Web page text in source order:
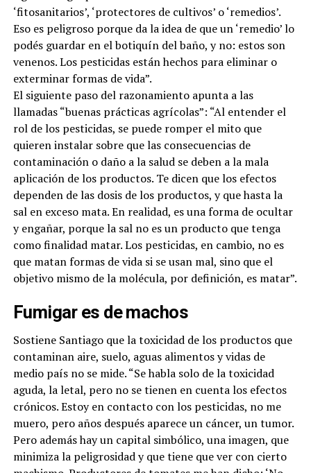
‘fitosanitarios’, ‘protectores de cultivos’ o ‘remedios’.
Eso es peligroso porque da la idea de que un ‘remedio’ lo
podés guardar en el botiquín del baño, y no: estos son
venenos. Los pesticidas están hechos para eliminar o
exterminar formas de vida”.
El siguiente paso del razonamiento apunta a las
llamadas “buenas prácticas agrícolas”: “Al entender el
rol de los pesticidas, se puede romper el mito que
quieren instalar sobre que las consecuencias de
contaminación o daño a la salud se deben a la mala
aplicación de los productos. Te dicen que los efectos
dependen de las dosis de los productos, y que hasta la
sal en exceso mata. En realidad, es una forma de ocultar
y engañar, porque la sal no es un producto que tenga
como finalidad matar. Los pesticidas, en cambio, no es
que matan formas de vida si se usan mal, sino que el
objetivo mismo de la molécula, por definición, es matar”.
Fumigar es de machos
Sostiene Santiago que la toxicidad de los productos que
contaminan aire, suelo, aguas alimentos y vidas de
medio país no se mide. “Se habla solo de la toxicidad
aguda, la letal, pero no se tienen en cuenta los efectos
crónicos. Estoy en contacto con los pesticidas, no me
muero, pero años después aparece un cáncer, un tumor.
Pero además hay un capital simbólico, una imagen, que
minimiza la peligrosidad y que tiene que ver con cierto